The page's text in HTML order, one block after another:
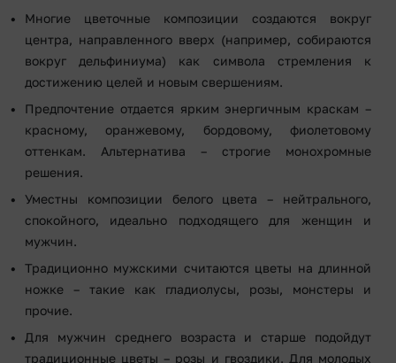
Многие цветочные композиции создаются вокруг
центра, направленного вверх (например, собираются
вокруг дельфиниума) как символа стремления к
достижению целей и новым свершениям.
Предпочтение отдается ярким энергичным краскам –
красному, оранжевому, бордовому, фиолетовому
оттенкам. Альтернатива – строгие монохромные
решения.
Уместны композиции белого цвета – нейтрального,
спокойного, идеально подходящего для женщин и
мужчин.
Традиционно мужскими считаются цветы на длинной
ножке – такие как гладиолусы, розы, монстеры и
прочие.
Для мужчин среднего возраста и старше подойдут
традиционные цветы – розы и гвоздики. Для молодых